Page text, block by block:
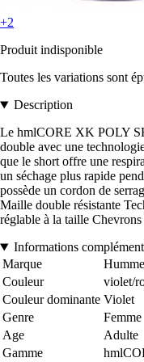
+2
Produit indisponible
Toutes les variations sont
Description
Le hmlCORE XK POLY
double avec une
que le short offre une
un séchage plus rapide
possède un cordon de
Maille double résistante
réglable à la taille
Informations
Marque
Couleur
violet/
Couleur dominante Violet
Genre
Femme
Age
Adulte
Gamme